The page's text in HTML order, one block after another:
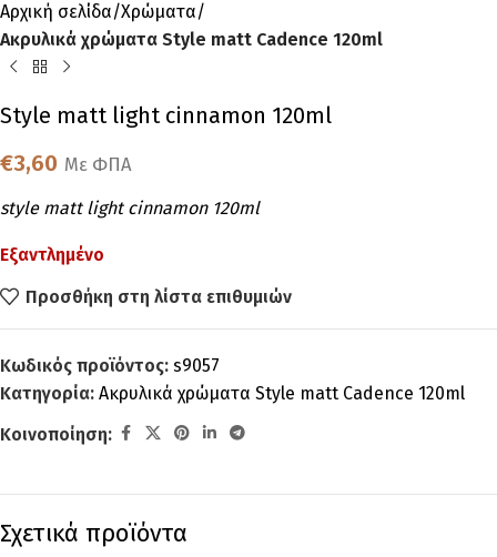
Αρχική σελίδα Χρώματα
Ακρυλικά χρώματα Style matt Cadence 120ml
Style matt light cinnamon 120ml
€3,60 Με ΦΠΑ
style matt light cinnamon 120ml
Εξαντλημένο
Προσθήκη στη λίστα επιθυμιών
Κωδικός προϊόντος: s9057
Κατηγορία: Ακρυλικά χρώματα Style matt Cadence 120ml
Κοινοποίηση:
Σχετικά προϊόντα